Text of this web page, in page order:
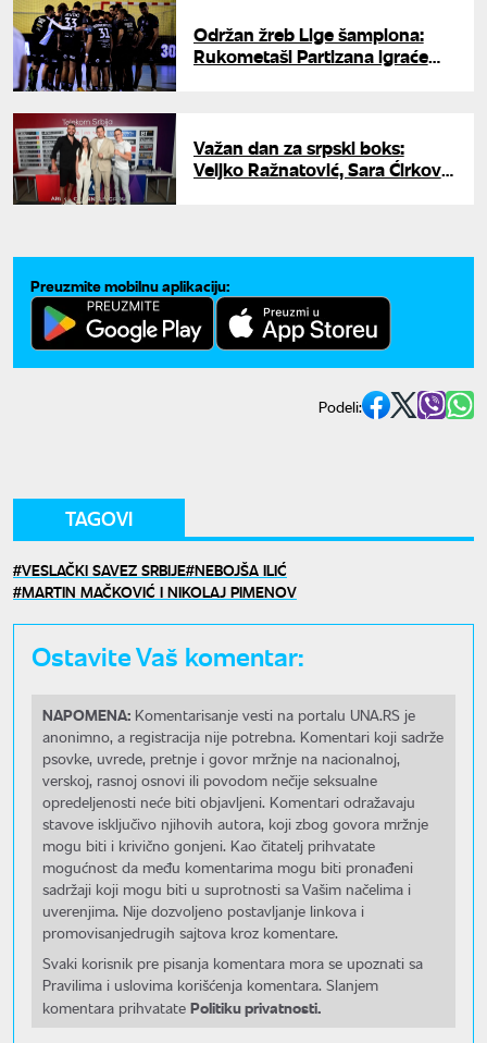
Održan žreb Lige šampiona:
Rukometaši Partizana igraće
Važan dan za srpski boks:
Veljko Ražnatović, Sara Ćirković
Preuzmite mobilnu aplikaciju:
Podeli:
TAGOVI
VESLAČKI SAVEZ SRBIJE NEBOJŠA ILIĆ
MARTIN MAČKOVIĆ I NIKOLAJ PIMENOV
Ostavite Vaš komentar:
NAPOMENA: Komentarisanje vesti na portalu UNA.RS je
anonimno, a registracija nije potrebna. Komentari koji sadrže
psovke, uvrede, pretnje i govor mržnje na nacionalnoj,
verskoj, rasnoj osnovi ili povodom nečije seksualne
opredeljenosti neće biti objavljeni. Komentari odražavaju
stavove isključivo njihovih autora, koji zbog govora mržnje
mogu biti i krivično gonjeni. Kao čitatelj prihvatate
mogućnost da među komentarima mogu biti pronađeni
sadržaji koji mogu biti u suprotnosti sa Vašim načelima i
uverenjima. Nije dozvoljeno postavljanje linkova i
promovisanjedrugih sajtova kroz komentare.
Svaki korisnik pre pisanja komentara mora se upoznati sa
Pravilima i uslovima korišćenja komentara. Slanjem
komentara prihvatate Politiku privatnosti.